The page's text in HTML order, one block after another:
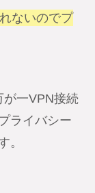
ないのでプ
が一VPN接続
ライバシー
。